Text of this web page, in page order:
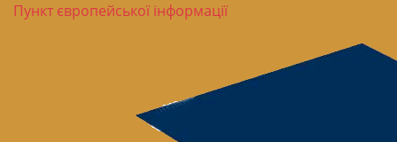
Пункт європейської інформації